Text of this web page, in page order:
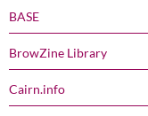
BASE
BrowZine Library
Cairn.info